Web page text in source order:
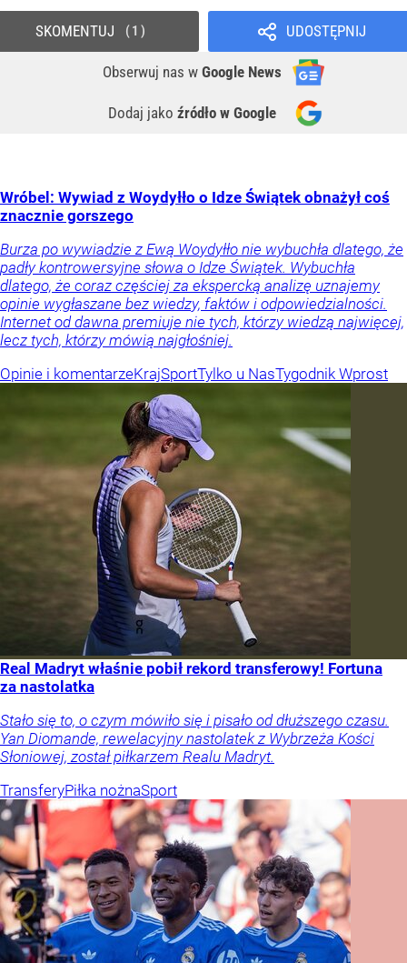
UDOSTĘPNIJ
Obserwuj nas w Google News
Dodaj jako źródło w Google
SKOMENTUJ 1
Wróbel: Wywiad z Woydyłło o Idze Świątek obnażył coś
znacznie gorszego
Burza po wywiadzie z Ewą Woydyłło nie wybuchła dlatego, że
padły kontrowersyjne słowa o Idze Świątek. Wybuchła
dlatego, że coraz częściej za ekspercką analizę uznajemy
opinie wygłaszane bez wiedzy, faktów i odpowiedzialności.
Internet od dawna premiuje nie tych, którzy wiedzą najwięcej,
lecz tych, którzy mówią najgłośniej.
Opinie i komentarzeKrajSportTylko u NasTygodnik Wprost
Real Madryt właśnie pobił rekord transferowy! Fortuna
za nastolatka
Stało się to, o czym mówiło się i pisało od dłuższego czasu.
Yan Diomande, rewelacyjny nastolatek z Wybrzeża Kości
Słoniowej, został piłkarzem Realu Madryt.
TransferyPiłka nożnaSport